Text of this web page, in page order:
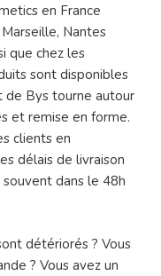
en France
Nantes
que chez les
sont disponibles
Bys tourne autour
et remise en forme.
clients en
délais de livraison
dans le 48h
détériorés ? Vous
? Vous avez un